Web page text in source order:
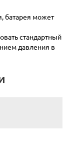
батарея может
стандартный
давления в